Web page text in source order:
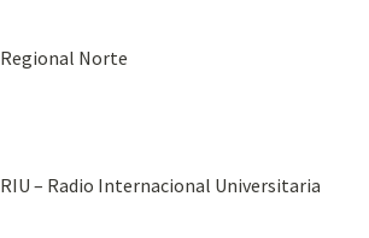
Regional Norte
RIU – Radio Internacional Universitaria